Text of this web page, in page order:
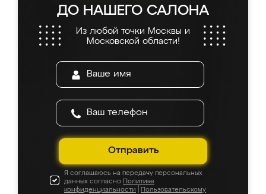
ДО НАШЕГО САЛОНА
Из любой точки Москвы и
Московской области!
Отправить
Я соглашаюсь на передачу персональных
данных согласно Политике
конфиденциальности
Пользовательскому